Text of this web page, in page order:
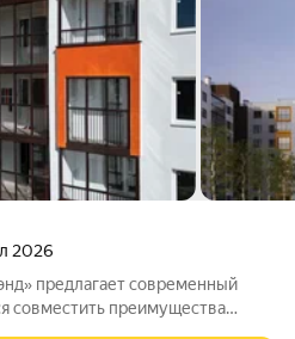
2026
предлагает современный
совместить преимущества